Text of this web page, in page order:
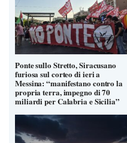
Ponte sullo Stretto, Siracusano
furiosa sul corteo di ieri a
Messina: “manifestano contro la
propria terra, impegno di 70
miliardi per Calabria e Sicilia”